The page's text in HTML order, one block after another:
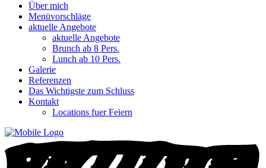
Über mich
Menüvorschläge
aktuelle Angebote
aktuelle Angebote
Brunch ab 8 Pers.
Lunch ab 10 Pers.
Galerie
Referenzen
Das Wichtigste zum Schluss
Kontakt
Locations fuer Feiern